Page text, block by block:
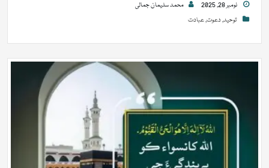
نومبر 28, 2025
محمد سلیمان جمالی
توحید,دعوت,عبادت